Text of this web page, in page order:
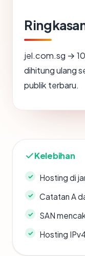
jel.com.sg →
dihitung ulang
publik terbaru.
Kelebihan
Hosting di
Catatan A
SAN
Hosting